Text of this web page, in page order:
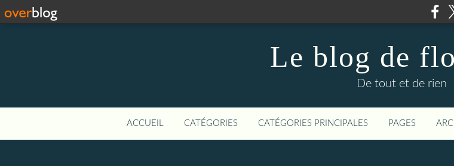
Le blog de
De tout et de rien
ACCUEIL CATÉGORIES CATÉGORIES PRINCIPALES PAGES